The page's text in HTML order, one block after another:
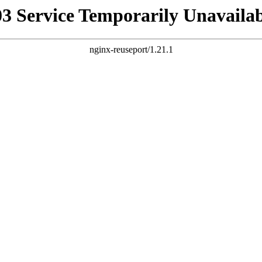
Service Temporarily
nginx-reuseport/1.21.1